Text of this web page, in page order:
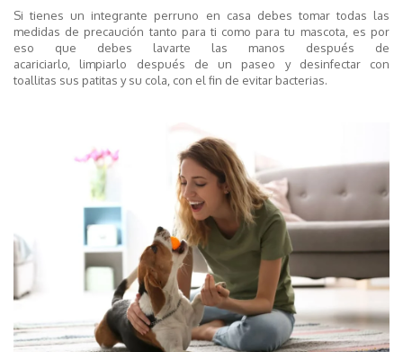
Si tienes un integrante perruno en casa debes tomar todas las
medidas de precaución tanto para ti como para tu mascota
es por
eso que debes lavarte las manos después de
acariciarlo, limpiarlo después de un paseo y desinfectar con
toallitas sus patitas y su cola, con el fin de evitar bacterias.